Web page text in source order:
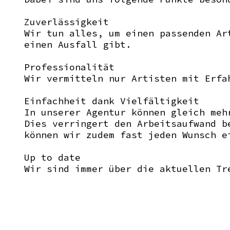
Zuverlässigkeit
Wir tun alles, um einen passenden
einen Ausfall gibt.
Professionalität
Wir vermitteln nur Artisten mit
Einfachheit dank Vielfältigkeit
In unserer Agentur können gleich
Dies verringert den Arbeitsaufwand
können wir zudem fast jeden Wunsch
Up to date
Wir sind immer über die aktuellen